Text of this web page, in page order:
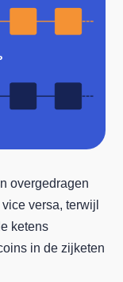
overgedragen
versa, terwijl
ketens
in de zijketen